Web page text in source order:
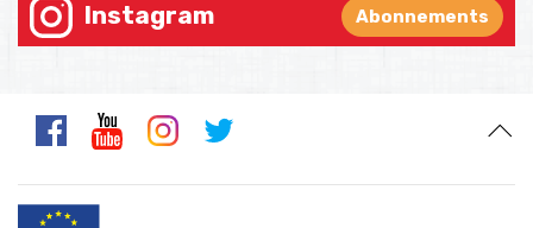
Instagram Abonnements